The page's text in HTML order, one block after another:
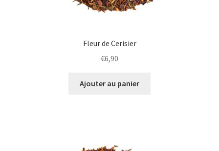
Fleur de Cerisier
€6,90
Ajouter au panier